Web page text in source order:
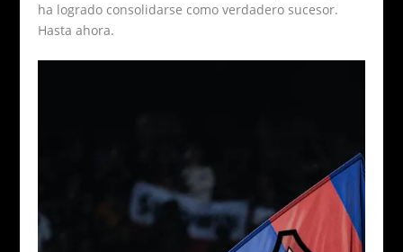
ha logrado consolidarse como verdadero sucesor.
Hasta ahora.